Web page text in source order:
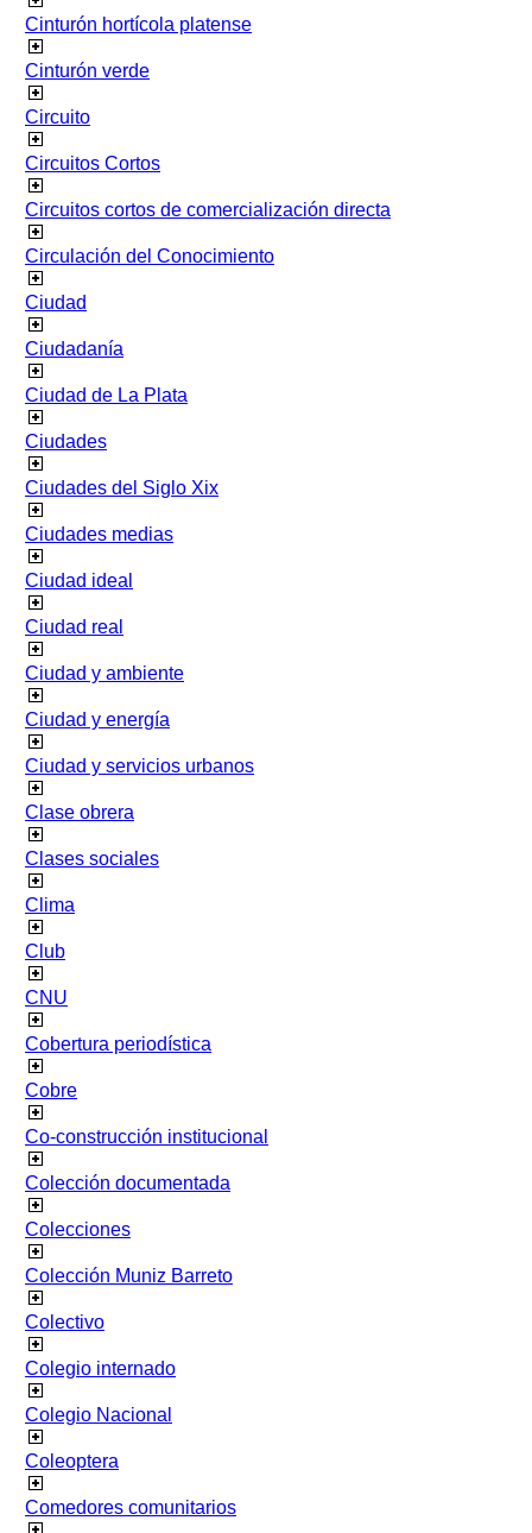
Cinturón hortícola platense
Cinturón verde
Circuito
Circuitos Cortos
Circuitos cortos de comercialización directa
Circulación del Conocimiento
Ciudad
Ciudadanía
Ciudad de La Plata
Ciudades
Ciudades del Siglo Xix
Ciudades medias
Ciudad ideal
Ciudad real
Ciudad y ambiente
Ciudad y energía
Ciudad y servicios urbanos
Clase obrera
Clases sociales
Clima
Club
CNU
Cobertura periodística
Cobre
Co-construcción institucional
Colección documentada
Colecciones
Colección Muniz Barreto
Colectivo
Colegio internado
Colegio Nacional
Coleoptera
Comedores comunitarios